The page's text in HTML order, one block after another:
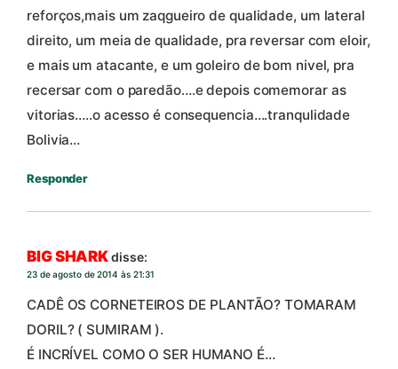
reforços,mais um zaqgueiro de qualidade, um lateral
direito, um meia de qualidade, pra reversar com eloir,
e mais um atacante, e um goleiro de bom nivel, pra
recersar com o paredão….e depois comemorar as
vitorias…..o acesso é consequencia….tranqulidade
Bolivia…
Responder
BIG SHARKdisse:
23 de agosto de 2014 às 21:31
CADÊ OS CORNETEIROS DE PLANTÃO? TOMARAM
DORIL? ( SUMIRAM ).
É INCRÍVEL COMO O SER HUMANO É…